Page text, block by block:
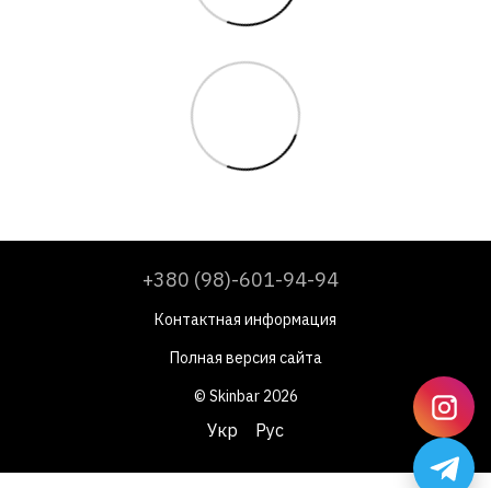
+380 (98)-601-94-94
Контактная информация
Полная версия сайта
© Skinbar 2026
Укр Рус